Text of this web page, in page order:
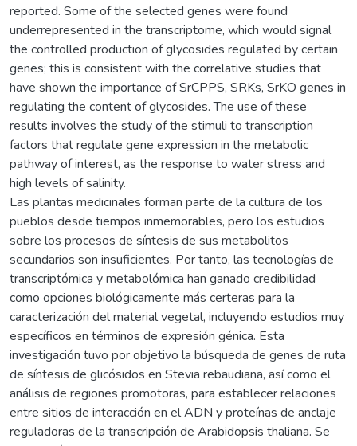
reported. Some of the selected genes were found
underrepresented in the transcriptome, which would signal
the controlled production of glycosides regulated by certain
genes; this is consistent with the correlative studies that
have shown the importance of SrCPPS, SRKs, SrKO genes in
regulating the content of glycosides. The use of these
results involves the study of the stimuli to transcription
factors that regulate gene expression in the metabolic
pathway of interest, as the response to water stress and
high levels of salinity.
Las plantas medicinales forman parte de la cultura de los
pueblos desde tiempos inmemorables, pero los estudios
sobre los procesos de síntesis de sus metabolitos
secundarios son insuficientes. Por tanto, las tecnologías de
transcriptómica y metabolómica han ganado credibilidad
como opciones biológicamente más certeras para la
caracterización del material vegetal, incluyendo estudios muy
específicos en términos de expresión génica. Esta
investigación tuvo por objetivo la búsqueda de genes de ruta
de síntesis de glicósidos en Stevia rebaudiana, así como el
análisis de regiones promotoras, para establecer relaciones
entre sitios de interacción en el ADN y proteínas de anclaje
reguladoras de la transcripción de Arabidopsis thaliana. Se